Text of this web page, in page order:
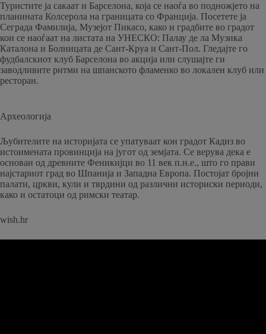
Туристите ја сакаат и Барселона, која се наоѓа во подножјето на
планината Колсерола на границата со Франција. Посетете ја
Сеграда Фамилија, Музејот Пикасо, како и градбите во градот
кои се наоѓаат на листата на УНЕСКО: Палау де ла Музика
Каталона и Болницата де Сант-Круа и Сант-Пол. Гледајте го
фудбалскиот клуб Барселона во акција или слушајте ги
заводливите ритми на шпанското фламенко во локален клуб или
ресторан.
Археологија
Љубителите на историјата се упатуваат кон градот Кадиз во
истоимената провинција на југот од земјата. Се верува дека е
основан од древните Феникијци во 11 век п.н.е., што го прави
најстариот град во Шпанија и Западна Европа. Постојат бројни
палати, цркви, кули и тврдини од различни историски периоди,
како и остатоци од римски театар.
wish.hr